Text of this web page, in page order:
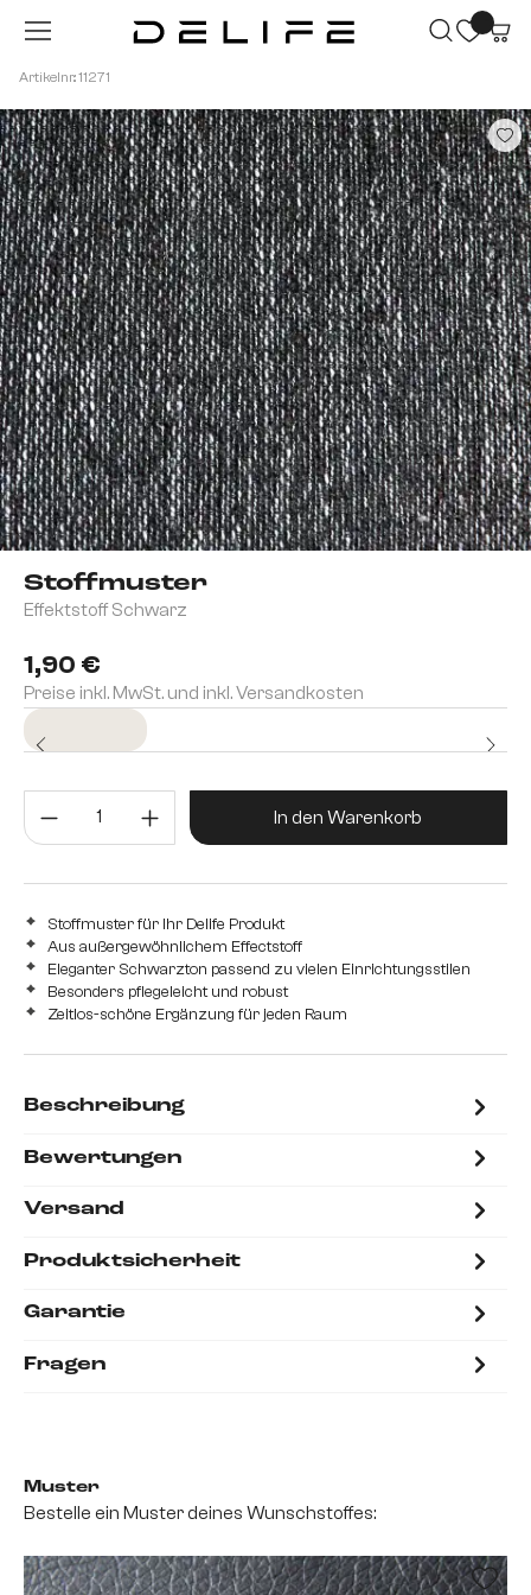
Zum Hauptinhalt springen
Artikelnr.: 11271
Stoffmuster
Effektstoff Schwarz
1,90 €
Preise inkl. MwSt. und inkl. Versandkosten
Produkt Anzahl: Gib den
In den Warenkorb
Stoffmuster für Ihr Delife Produkt
Aus außergewöhnlichem Effectstoff
Eleganter Schwarzton passend zu vielen Einrichtungsstilen
Besonders pflegeleicht und robust
Zeitlos-schöne Ergänzung für jeden Raum
Bildergalerie überspringen
Beschreibung
Bewertungen
Versand
Produktsicherheit
Garantie
Fragen
Muster
Bestelle ein Muster deines Wunschstoffes: